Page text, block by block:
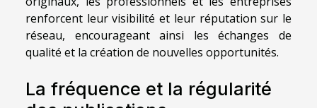
renforcent leur visibilité et leur réputation sur le
réseau, encourageant ainsi les échanges de
qualité et la création de nouvelles opportunités.
La fréquence et la régularité